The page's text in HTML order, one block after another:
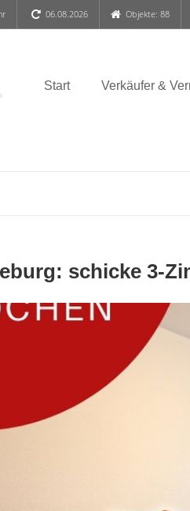
06.08.2026 Objekte: 88
Start Verkäufer &
schicke 3-